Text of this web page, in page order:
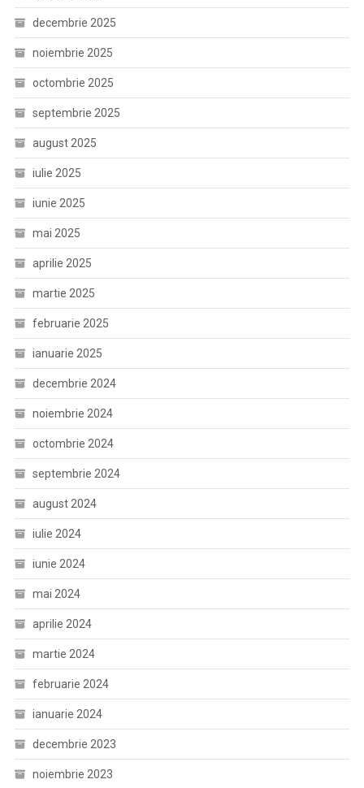
decembrie 2025
noiembrie 2025
octombrie 2025
septembrie 2025
august 2025
iulie 2025
iunie 2025
mai 2025
aprilie 2025
martie 2025
februarie 2025
ianuarie 2025
decembrie 2024
noiembrie 2024
octombrie 2024
septembrie 2024
august 2024
iulie 2024
iunie 2024
mai 2024
aprilie 2024
martie 2024
februarie 2024
ianuarie 2024
decembrie 2023
noiembrie 2023